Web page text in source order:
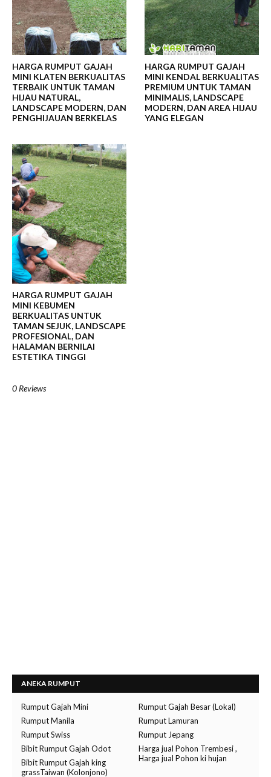
HARGA RUMPUT GAJAH
MINI KLATEN BERKUALITAS
TERBAIK UNTUK TAMAN
HIJAU NATURAL,
LANDSCAPE MODERN, DAN
PENGHIJAUAN BERKELAS
HARGA RUMPUT GAJAH
MINI KENDAL BERKUALITAS
PREMIUM UNTUK TAMAN
MINIMALIS, LANDSCAPE
MODERN, DAN AREA HIJAU
YANG ELEGAN
HARGA RUMPUT GAJAH
MINI KEBUMEN
BERKUALITAS UNTUK
TAMAN SEJUK, LANDSCAPE
PROFESIONAL, DAN
HALAMAN BERNILAI
ESTETIKA TINGGI
0 Reviews
ANEKA RUMPUT
Rumput Gajah Mini
Rumput Gajah Besar (Lokal)
Rumput Manila
Rumput Lamuran
Rumput Swiss
Rumput Jepang
Bibit Rumput Gajah Odot
Harga jual Pohon Trembesi ,
Harga jual Pohon ki hujan
Bibit Rumput Gajah king
grassTaiwan (Kolonjono)